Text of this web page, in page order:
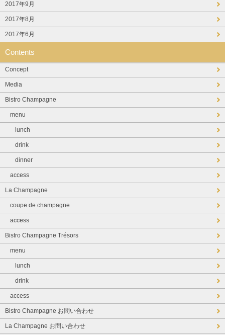
2017年9月
2017年8月
2017年6月
Contents
Concept
Media
Bistro Champagne
menu
lunch
drink
dinner
access
La Champagne
coupe de champagne
access
Bistro Champagne Trésors
menu
lunch
drink
access
Bistro Champagne お問い合わせ
La Champagne お問い合わせ